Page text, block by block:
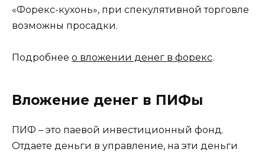
«Форекс-кухонь», при спекулятивной торговле
возможны просадки.
Подробнее о вложении денег в форекс.
Вложение денег в ПИФы
ПИФ – это паевой инвестиционный фонд.
Отдаете деньги в управление, на эти деньги